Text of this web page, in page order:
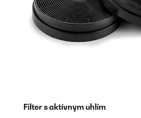
Filter s aktívnym uhlím